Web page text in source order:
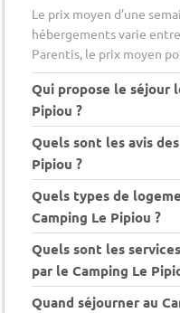
Le prix moyen d’une
hébergements varie
Parentis, le prix moyen
Qui propose le séjour
Pipiou ?
Quels sont les avis
Pipiou ?
Quels types de
Camping Le Pipiou ?
Quels sont les
par le Camping Le
Quand séjourner au